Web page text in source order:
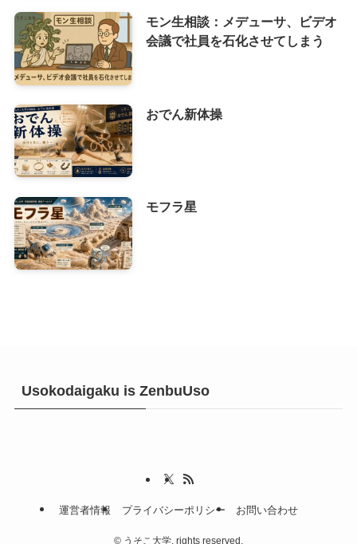
モン生相談：メデューサ、ビデオ
会議で社員を石化させてしまう
おでん新体操
モフラ星
Usokodaigaku is ZenbuUso
運営者情報 プライバシーポリシー お問い合わせ
© うそこ大学. rights reserved.